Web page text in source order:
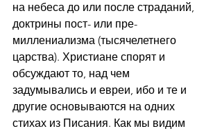
на небеса до или после страданий,
доктрины пост- или пре-
миллениализма (тысячелетнего
царства). Христиане спорят и
обсуждают то, над чем
задумывались и евреи, ибо и те и
другие основываются на одних
стихах из Писания. Как мы видим